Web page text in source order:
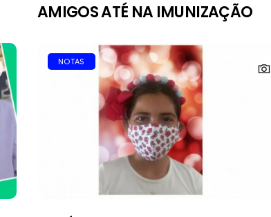
AMIGOS ATÉ NA IMUNIZAÇÃO
NOTAS